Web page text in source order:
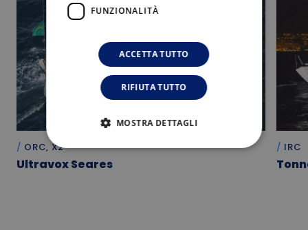
ORC, X2
Ultravox Seares
IRC
FUNZIONALITÀ
ACCETTA TUTTO
RIFIUTA TUTTO
MOSTRA DETTAGLI